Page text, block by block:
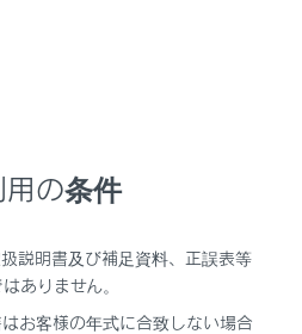
警告灯/表示灯一覧
用の条件
説明書及び補足資料、正誤表等
ありません。
お客様の年式に合致しない場合